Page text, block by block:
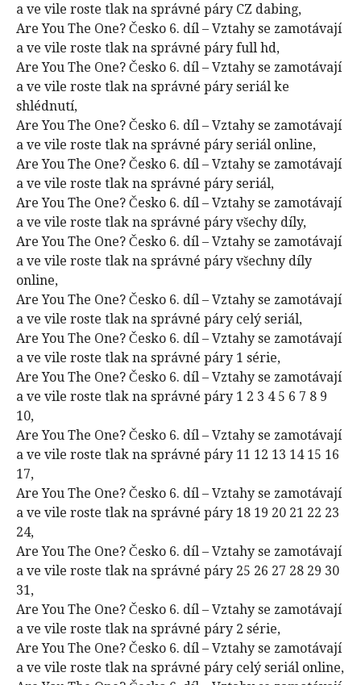
a ve vile roste tlak na správné páry CZ dabing,
Are You The One? Česko 6. díl – Vztahy se zamotávají
a ve vile roste tlak na správné páry full hd,
Are You The One? Česko 6. díl – Vztahy se zamotávají
a ve vile roste tlak na správné páry seriál ke
shlédnutí,
Are You The One? Česko 6. díl – Vztahy se zamotávají
a ve vile roste tlak na správné páry seriál online,
Are You The One? Česko 6. díl – Vztahy se zamotávají
a ve vile roste tlak na správné páry seriál,
Are You The One? Česko 6. díl – Vztahy se zamotávají
a ve vile roste tlak na správné páry všechy díly,
Are You The One? Česko 6. díl – Vztahy se zamotávají
a ve vile roste tlak na správné páry všechny díly
online,
Are You The One? Česko 6. díl – Vztahy se zamotávají
a ve vile roste tlak na správné páry celý seriál,
Are You The One? Česko 6. díl – Vztahy se zamotávají
a ve vile roste tlak na správné páry 1 série,
Are You The One? Česko 6. díl – Vztahy se zamotávají
a ve vile roste tlak na správné páry 1 2 3 4 5 6 7 8 9
10,
Are You The One? Česko 6. díl – Vztahy se zamotávají
a ve vile roste tlak na správné páry 11 12 13 14 15 16
17,
Are You The One? Česko 6. díl – Vztahy se zamotávají
a ve vile roste tlak na správné páry 18 19 20 21 22 23
24,
Are You The One? Česko 6. díl – Vztahy se zamotávají
a ve vile roste tlak na správné páry 25 26 27 28 29 30
31,
Are You The One? Česko 6. díl – Vztahy se zamotávají
a ve vile roste tlak na správné páry 2 série,
Are You The One? Česko 6. díl – Vztahy se zamotávají
a ve vile roste tlak na správné páry celý seriál online,